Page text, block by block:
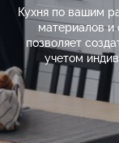
Кухня по вашим
материалов
позволяет
учетом